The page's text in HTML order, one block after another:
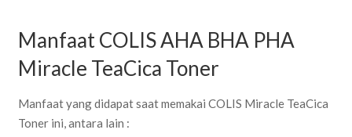
Manfaat COLIS AHA BHA PHA
Miracle TeaCica Toner
Manfaat yang didapat saat memakai COLIS Miracle TeaCica
Toner ini, antara lain :